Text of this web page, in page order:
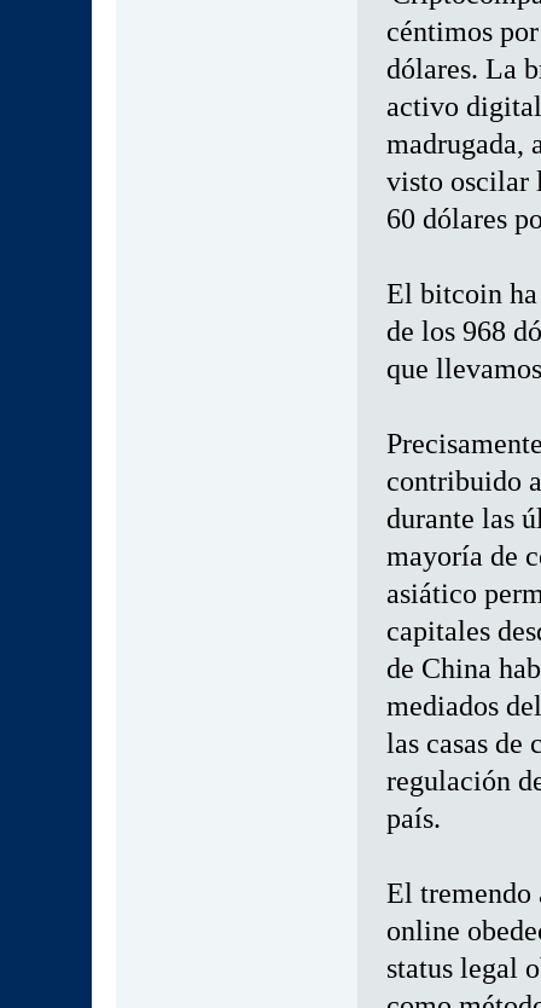
céntimos
dólares. La
activo
madrugada,
visto oscilar
60 dólares
El bitcoin
de los 968
que
contribuido
durante las
mayoría de
asiático
capitales
de China
mediados
las casas de
regulación
país.
El tremendo
online
status legal